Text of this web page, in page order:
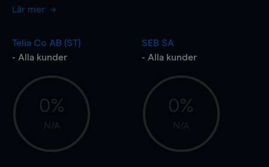
Lär mer
Telia Co AB (ST)
- Alla kunder
0%
N/A
SEB SA
- Alla kunder
0%
N/A